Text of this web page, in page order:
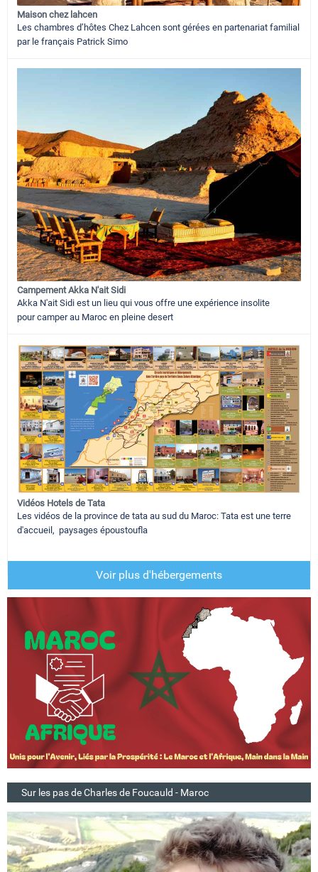
Maison chez lahcen
Les chambres d’hôtes Chez Lahcen sont gérées en partenariat familial
par le français Patrick Simo
Campement Akka N'ait Sidi
Akka N'ait Sidi est un lieu qui vous offre une expérience insolite
pour camper au Maroc en pleine desert
Vidéos Hotels de Tata
Les vidéos de la province de tata au sud du Maroc: Tata est une terre
d'accueil, paysages époustoufla
Voir plus d'hébergements
Sur les pas de Charles de Foucauld - Maroc